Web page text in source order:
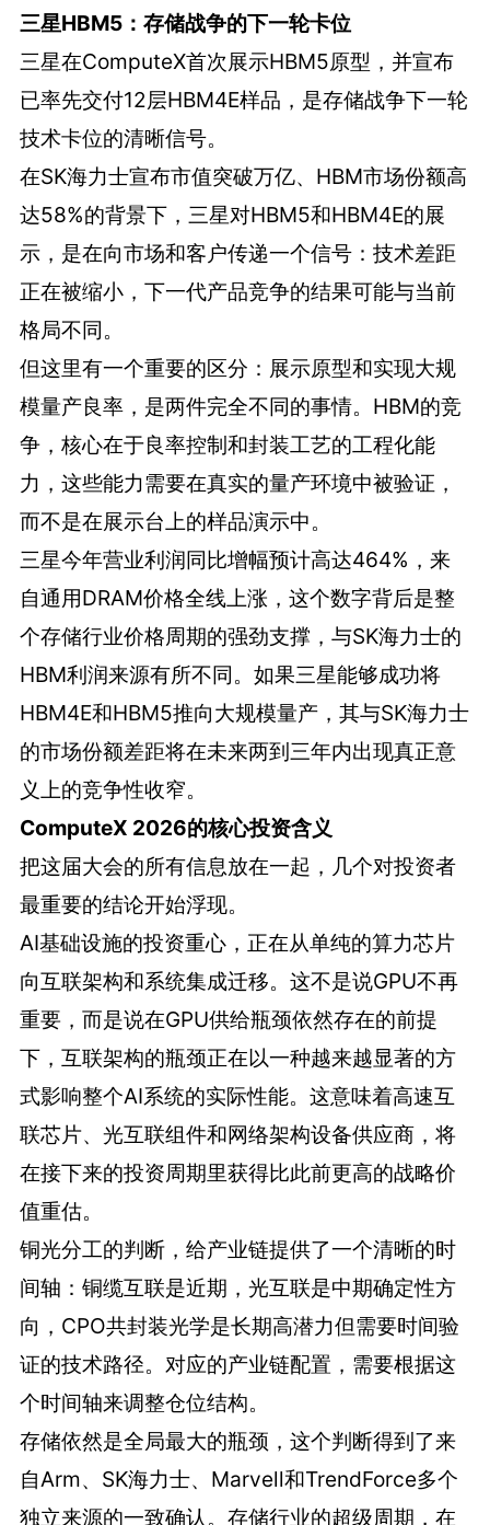
三星HBM5：存储战争的下一轮卡位
三星在ComputeX首次展示HBM5原型，并宣布
已率先交付12层HBM4E样品，是存储战争下一轮
技术卡位的清晰信号。
在SK海力士宣布市值突破万亿、HBM市场份额高
达58%的背景下，三星对HBM5和HBM4E的展
示，是在向市场和客户传递一个信号：技术差距
正在被缩小，下一代产品竞争的结果可能与当前
格局不同。
但这里有一个重要的区分：展示原型和实现大规
模量产良率，是两件完全不同的事情。HBM的竞
争，核心在于良率控制和封装工艺的工程化能
力，这些能力需要在真实的量产环境中被验证，
而不是在展示台上的样品演示中。
三星今年营业利润同比增幅预计高达464%，来
自通用DRAM价格全线上涨，这个数字背后是整
个存储行业价格周期的强劲支撑，与SK海力士的
HBM利润来源有所不同。如果三星能够成功将
HBM4E和HBM5推向大规模量产，其与SK海力士
的市场份额差距将在未来两到三年内出现真正意
义上的竞争性收窄。
ComputeX 2026的核心投资含义
把这届大会的所有信息放在一起，几个对投资者
最重要的结论开始浮现。
AI基础设施的投资重心，正在从单纯的算力芯片
向互联架构和系统集成迁移。这不是说GPU不再
重要，而是说在GPU供给瓶颈依然存在的前提
下，互联架构的瓶颈正在以一种越来越显著的方
式影响整个AI系统的实际性能。这意味着高速互
联芯片、光互联组件和网络架构设备供应商，将
在接下来的投资周期里获得比此前更高的战略价
值重估。
铜光分工的判断，给产业链提供了一个清晰的时
间轴：铜缆互联是近期，光互联是中期确定性方
向，CPO共封装光学是长期高潜力但需要时间验
证的技术路径。对应的产业链配置，需要根据这
个时间轴来调整仓位结构。
存储依然是全局最大的瓶颈，这个判断得到了来
自Arm、SK海力士、Marvell和TrendForce多个
独立来源的一致确认。存储行业的超级周期，在